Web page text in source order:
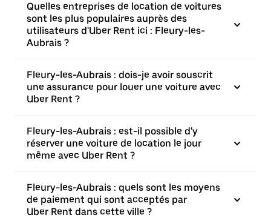
Quelles entreprises de location de voitures
sont les plus populaires auprès des
utilisateurs d'Uber Rent ici : Fleury-les-
Aubrais ?
Fleury-les-Aubrais : dois-je avoir souscrit
une assurance pour louer une voiture avec
Uber Rent ?
Fleury-les-Aubrais : est-il possible d'y
réserver une voiture de location le jour
même avec Uber Rent ?
Fleury-les-Aubrais : quels sont les moyens
de paiement qui sont acceptés par
Uber Rent dans cette ville ?